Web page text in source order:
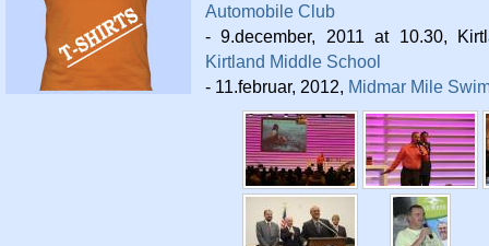
Automobile Club
- 9.december, 2011 at 10.30,
Kirtland Middle School
- 11.februar, 2012, Midmar Mile